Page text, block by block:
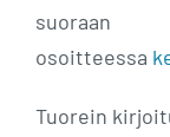
suoraan
osoitteessa
Tuorein